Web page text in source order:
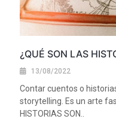
¿QUÉ SON LAS
13/08/2022
Contar cuentos o
storytelling. Es un arte
HISTORIAS SON..